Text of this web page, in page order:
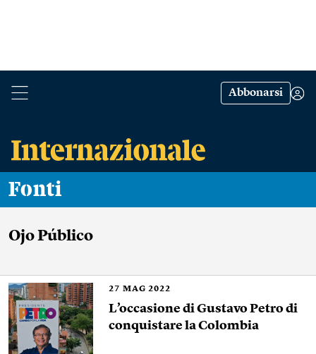
Abbonarsi
Fonti
Ojo Público
27 MAG 2022
L’occasione di Gustavo Petro di
conquistare la Colombia